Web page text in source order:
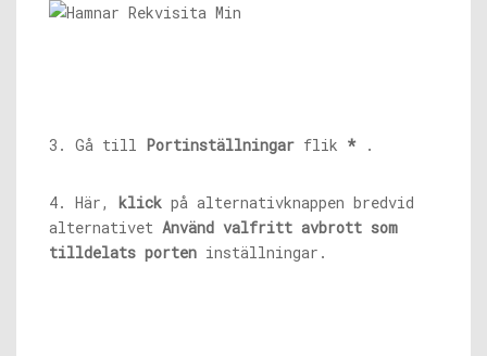
3. Gå till Portinställningar flik * .
4. Här, klick på alternativknappen bredvid
alternativet Använd valfritt avbrott som
tilldelats porten inställningar.